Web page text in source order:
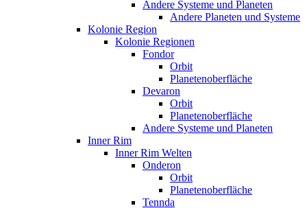
Andere Systeme und Planeten
Andere Planeten und Systeme
Kolonie Region
Kolonie Regionen
Fondor
Orbit
Planetenoberfläche
Devaron
Orbit
Planetenoberfläche
Andere Systeme und Planeten
Inner Rim
Inner Rim Welten
Onderon
Orbit
Planetenoberfläche
Tennda